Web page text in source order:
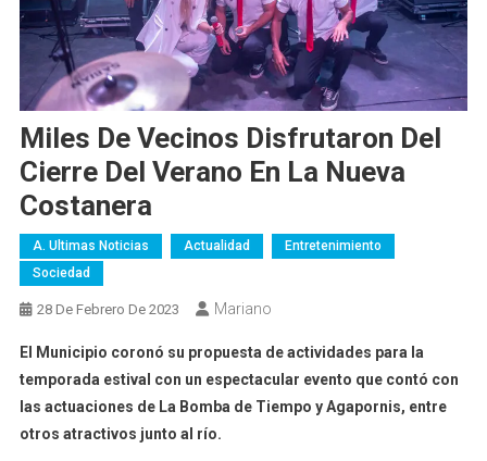
Miles De Vecinos Disfrutaron Del
Cierre Del Verano En La Nueva
Costanera
A. Ultimas Noticias Actualidad
Entretenimiento
Sociedad
28 De Febrero De 2023 Mariano
El Municipio coronó su propuesta de actividades para la
temporada estival con un espectacular evento que contó con
las actuaciones de La Bomba de Tiempo y Agapornis, entre
otros atractivos junto al río.